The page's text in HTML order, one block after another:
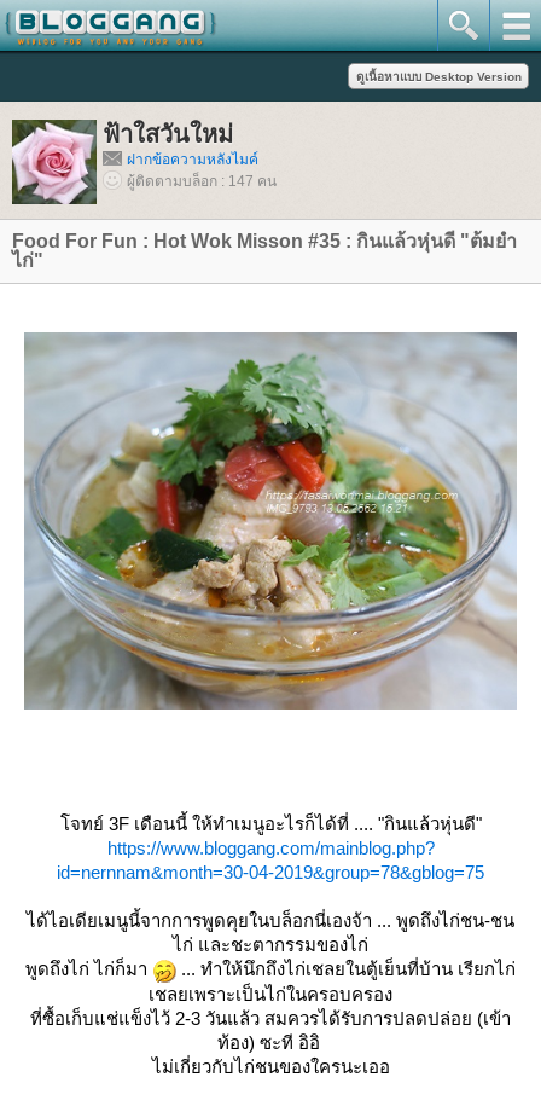
ฟ้าใสวันใหม่
ฝากข้อความหลังไมค์
ผู้ติดตามบล็อก : 147 คน
Food For Fun : Hot Wok Misson #35 : กินแล้วหุ่นดี "ต้มยำ
ไก่"
จทย์ 3F เดือนนี้ ให้ทำเมนูอะไรก็ได้ที่ .... "กินแล้วหุ่นดี"
https://www.bloggang.com/mainblog.php?
id=nernnam&month=30-04-2019&group=78&gblog=75
ได้ไอเดียเมนูนี้จากการพูดคุยในบล็อกนี่เองจ้า ... พูดถึงไก่ชน-ชน
ไก่ และชะตากรรมของไก่
พูดถึงไก่ ไก่ก็มา
... ทำให้นึกถึงไก่เชลยในตู้เย็นที่บ้าน เรียกไก่
เชลยเพราะเป็นไก่ในครอบครอง
ที่ซื้อเก็บแช่แข็งไว้ 2-3 วันแล้ว สมควรได้รับการปลดปล่อย (เข้า
ท้อง) ซะที อิอิ
ไม่เกี่ยวกับไก่ชนของใครนะเออ